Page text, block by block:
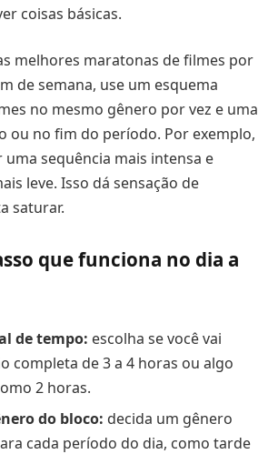
coisas básicas.
melhores maratonas de filmes por
de semana, use um esquema
no mesmo gênero por vez e uma
ou no fim do período. Por exemplo,
sequência mais intensa e
leve. Isso dá sensação de
saturar.
que funciona no dia a
de tempo: escolha se você vai
completa de 3 a 4 horas ou algo
2 horas.
do bloco: decida um gênero
cada período do dia, como tarde